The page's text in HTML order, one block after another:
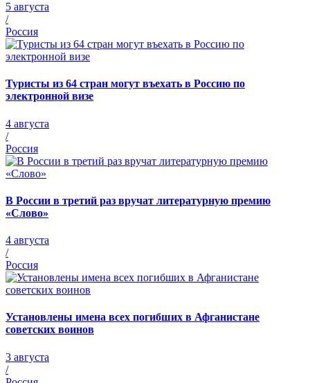
5 августа
/
Россия
Туристы из 64 стран могут въехать в Россию по
электронной визе
4 августа
/
Россия
В России в третий раз вручат литературную премию
«Слово»
4 августа
/
Россия
Установлены имена всех погибших в Афганистане
советских воинов
3 августа
/